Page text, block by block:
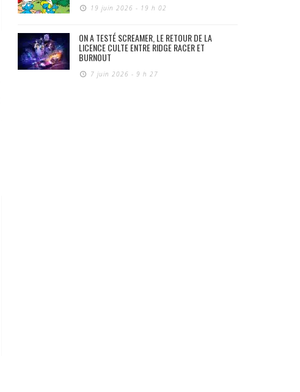
19 juin 2026 - 19 h 02
ON A TESTÉ SCREAMER, LE RETOUR DE LA
LICENCE CULTE ENTRE RIDGE RACER ET
BURNOUT
7 juin 2026 - 9 h 27